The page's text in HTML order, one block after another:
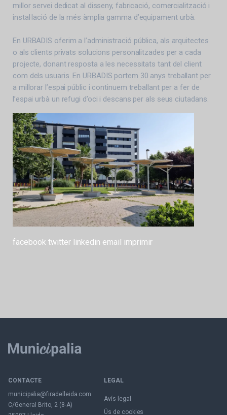
millor servei dedicat al disseny, fabricació, comercialització i
instal·lació de la més àmplia gamma d’equipament urbà.
En URBADIS oferim a l’administració pública, als arquitectes
o als clients privats solucions personalitzades per a cada
projecte, donant resposta a les necessitats tant del client
com dels usuaris. En URBADIS portem 30 anys treballant per
a millorar l’espai públic i continuem treballant per a fer de
l’espai urbà un refugi d’oci i descans per als seus ciutadans.
facebook twitter linkedin email imprimir
CONTACTE
municipalia@firadelleida.com
C/General Brito, 2 (8-A)
LEGAL
Avís legal
Ús de cookies